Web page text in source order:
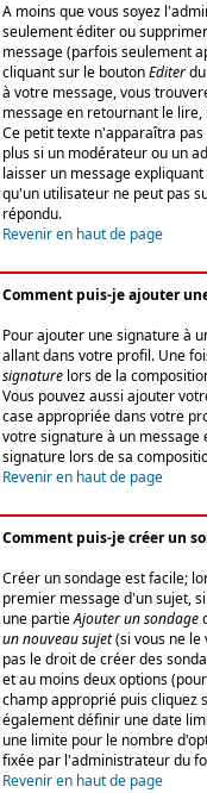
A moins que vous soyez
seulement éditer ou
message (parfois seulement
cliquant sur le boutonEditer
à votre message, vous
message en retournant le
Ce petit texte n'apparaîtra
plus si un modérateur ou un
laisser un message
qu'un utilisateur ne peut pas
répondu.
Revenir en haut de page
Comment puis-je ajouter
Pour ajouter une signature à
allant dans votre profil. Une
signature lors de la
Vous pouvez aussi ajouter
case appropriée dans votre
votre signature à un message
signature lors de sa
Revenir en haut de page
Comment puis-je créer un
Créer un sondage est facile;
premier message d'un sujet,
une partieAjouter un sondage
un nouveau sujet(si vous ne le
pas le droit de créer des
et au moins deux options
champ approprié puis cliquez
également définir une date
une limite pour le nombre
fixée par l'administrateur du
Revenir en haut de page